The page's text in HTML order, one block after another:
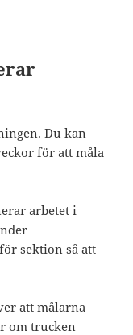
Du kan
för att måla
arbetet i
sektion så att
att målarna
om trucken